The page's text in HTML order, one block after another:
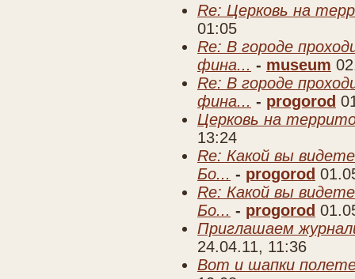
Re: Церковь на
01:05
Re: В городе
фина... - museum
Re: В городе
фина... - progorod
Церковь на
13:24
Re: Какой вы
Бо... - progorod
Re: Какой вы
Бо... - progorod
Приглашаем
24.04.11, 11:36
Вот и шапки